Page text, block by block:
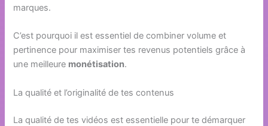
marques.
C’est pourquoi il est essentiel de combiner volume et
pertinence pour maximiser tes revenus potentiels grâce à
une meilleure monétisation.
La qualité et l’originalité de tes contenus
La qualité de tes vidéos est essentielle pour te démarquer